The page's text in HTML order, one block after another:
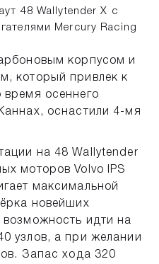
48 Wallytender X c
Mercury Racing
корпусом и
который привлек к
время осеннего
оснастили 4-мя
на 48 Wallytender
моторов Volvo IPS
максимальной
новейших
возможность идти на
узлов, а при желании
Запас хода 320